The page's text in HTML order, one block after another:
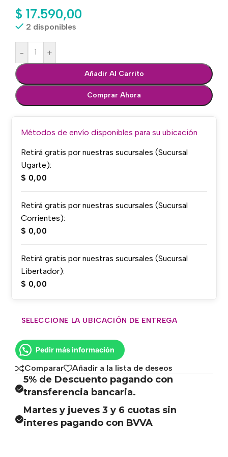
$ 17.590,00
2 disponibles
- +
Añadir Al Carrito
Comprar Ahora
Métodos de envío disponibles para su ubicación
Retirá gratis por nuestras sucursales (Sucursal
Ugarte):
$ 0,00
Retirá gratis por nuestras sucursales (Sucursal
Corrientes):
$ 0,00
Retirá gratis por nuestras sucursales (Sucursal
Libertador):
$ 0,00
SELECCIONE LA UBICACIÓN DE ENTREGA
Pedir más información
Comparar Añadir a la lista de deseos
5% de Descuento pagando con
transferencia bancaria.
Martes y jueves 3 y 6 cuotas sin
interes pagando con BVVA